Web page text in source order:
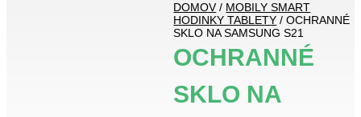
DOMOV/ MOBILY SMART
HODINKY TABLETY / OCHRANNÉ
SKLO NA SAMSUNG S21
OCHRANNÉ
SKLO NA